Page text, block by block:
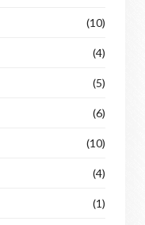
(10)
(4)
(5)
(6)
(10)
(4)
(1)